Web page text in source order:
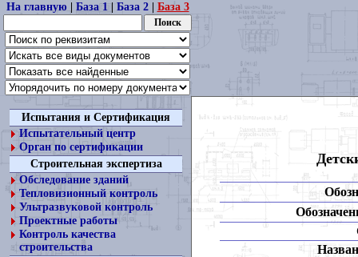
На главную| База 1| База 2| База 3
Испытания и Сертификация
Испытательный центр
Орган по сертификации
Строительная экспертиза
Обследование зданий
Тепловизионный контроль
Ультразвуковой контроль
Проектные работы
Контроль качества
строительства